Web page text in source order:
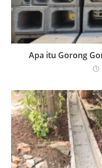
Apa itu Gorong